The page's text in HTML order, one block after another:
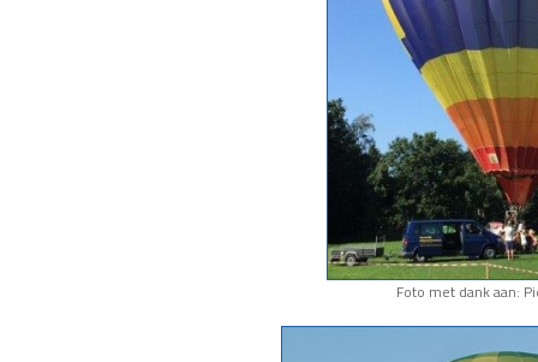
Foto met dank aan: